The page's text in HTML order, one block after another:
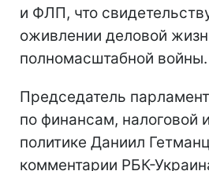
и ФЛП, что
оживлении деловой
полномасштабной войны.
Председатель
по финансам, налоговой
политике Даниил
комментарии РБК-